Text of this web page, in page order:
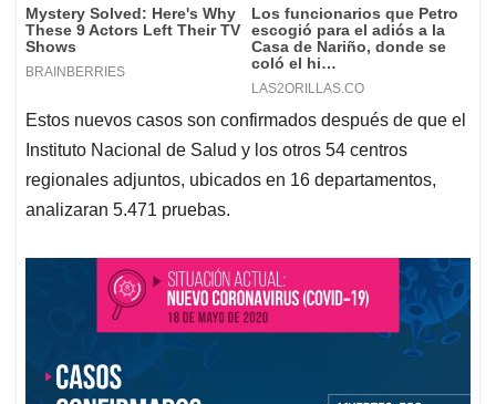
Estos nuevos casos son confirmados después de que el
Instituto Nacional de Salud y los otros 54 centros
regionales adjuntos, ubicados en 16 departamentos,
analizaran 5.471 pruebas.